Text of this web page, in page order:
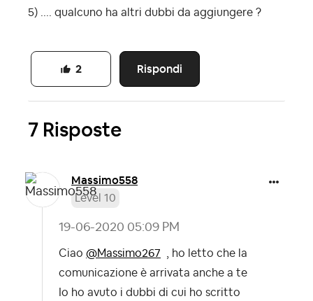
5) .... qualcuno ha altri dubbi da aggiungere ?
Rispondi
2
7 Risposte
Massimo558
Level 10
‎19-06-2020 05:09 PM
Ciao @Massimo267 , ho letto che la
comunicazione è arrivata anche a te
Io ho avuto i dubbi di cui ho scritto